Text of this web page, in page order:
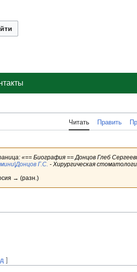
Читать Править
«== Биография == Донцов Глеб
мини|Донцов Г.С. - Хирургическая
→ (разн.)
]